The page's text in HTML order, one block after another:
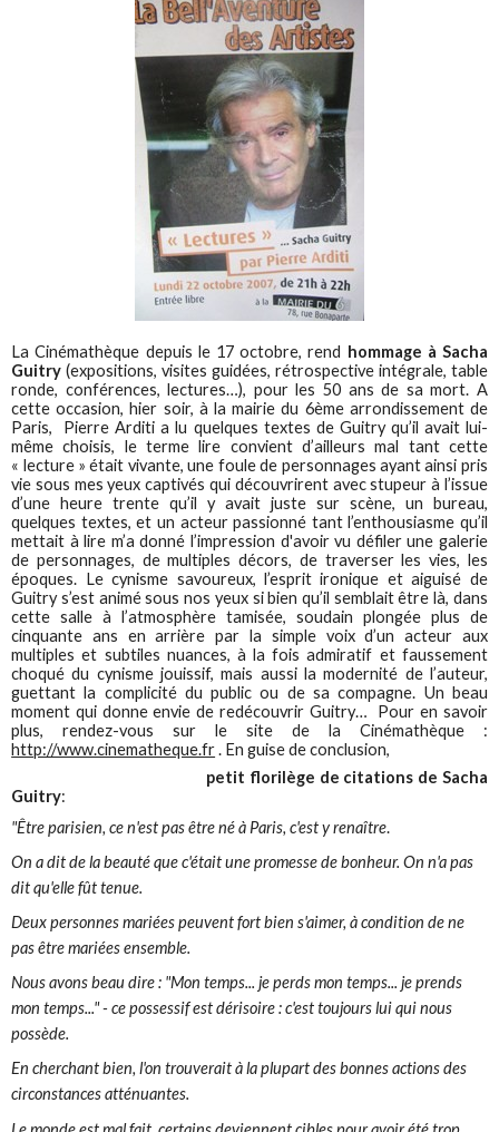
La Cinémathèque depuis le 17 octobre, rend hommage à Sacha
Guitry (expositions, visites guidées, rétrospective intégrale, table
ronde, conférences, lectures…), pour les 50 ans de sa mort. A
cette occasion, hier soir, à la mairie du 6ème arrondissement de
Paris, Pierre Arditi a lu quelques textes de Guitry qu’il avait lui-
même choisis, le terme lire convient d’ailleurs mal tant cette
« lecture » était vivante, une foule de personnages ayant ainsi pris
vie sous mes yeux captivés qui découvrirent avec stupeur à l’issue
d’une heure trente qu’il y avait juste sur scène, un bureau,
quelques textes, et un acteur passionné tant l’enthousiasme qu’il
mettait à lire m’a donné l’impression d'avoir vu défiler une galerie
de personnages, de multiples décors, de traverser les vies, les
époques. Le cynisme savoureux, l’esprit ironique et aiguisé de
Guitry s’est animé sous nos yeux si bien qu’il semblait être là, dans
cette salle à l’atmosphère tamisée, soudain plongée plus de
cinquante ans en arrière par la simple voix d’un acteur aux
multiples et subtiles nuances, à la fois admiratif et faussement
choqué du cynisme jouissif, mais aussi la modernité de l’auteur,
guettant la complicité du public ou de sa compagne. Un beau
moment qui donne envie de redécouvrir Guitry… Pour en savoir
plus, rendez-vous sur le site de la Cinémathèque :
http://www.cinematheque.fr. En guise de conclusion,
petit florilège de citations de Sacha
Guitry:
"Être parisien, ce n'est pas être né à Paris, c'est y renaître.
On a dit de la beauté que c'était une promesse de bonheur. On n'a pas
dit qu'elle fût tenue.
Deux personnes mariées peuvent fort bien s'aimer, à condition de ne
pas être mariées ensemble.
Nous avons beau dire : "Mon temps... je perds mon temps... je prends
mon temps..." - ce possessif est dérisoire : c'est toujours lui qui nous
possède.
En cherchant bien, l'on trouverait à la plupart des bonnes actions des
circonstances atténuantes.